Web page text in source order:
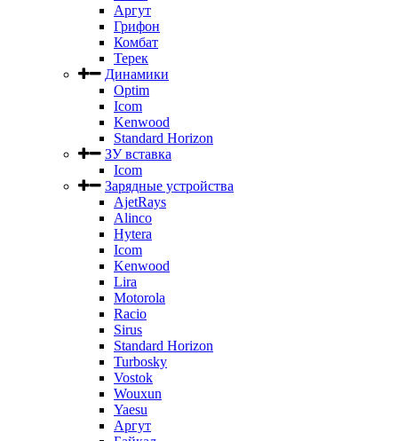
Аргут
Грифон
Комбат
Терек
Динамики
Optim
Icom
Kenwood
Standard Horizon
ЗУ вставка
Icom
Зарядные устройства
AjetRays
Alinco
Hytera
Icom
Kenwood
Lira
Motorola
Racio
Sirus
Standard Horizon
Turbosky
Vostok
Wouxun
Yaesu
Аргут